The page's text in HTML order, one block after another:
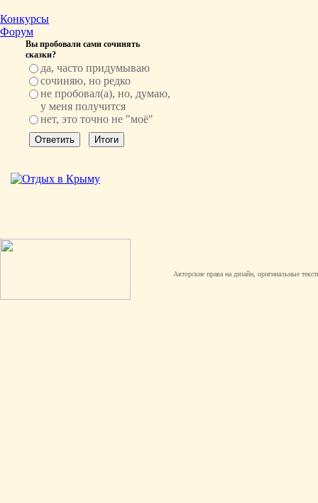
Конкурсы
Форум
Вы пробовали сами сочинять
сказки?
да, часто придумываю
сочиняю, но редко
не пробовал(а), но, думаю,
у меня получится
нет, это точно не "моё"
Авторские права на дизайн, оригинальные